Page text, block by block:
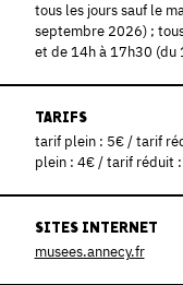
tous les jours sauf le
septembre 2026) ;
et de 14h à 17h30
TARIFS
tarif plein : 5€ / tarif
plein : 4€ / tarif réduit
SITES INTERNET
musees.annecy.fr